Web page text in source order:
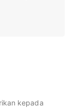
kepada